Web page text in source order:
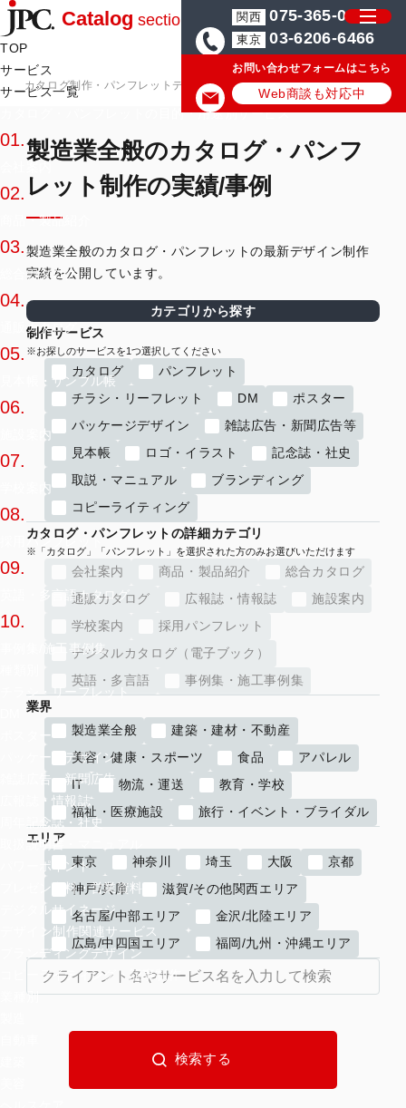
Catalog section
TOP
サービス
サービス一覧
カタログ・パンフレットの目的・用途別サービス
01.
02.
商品・製品紹介
03.
総合カタログ
04.
通販カタログ
05.
見本帳・サンプル帳
06.
施設案内
07.
学校案内
08.
採用パンフレット
09.
英語・多言語カタログ
10.
事例集/施工事例集
チラシ・リーフレット
ポスター
パッケージデザイン
雑誌広告・新聞広告
広報誌・情報誌
周年記念誌・社史
取扱説明書・マニュアル
パワーポイント
プレゼン資料・営業資料
デジタルサイネージ
デザイン制作関連サービス
ブランディングデザイン
コピーライティング・記事制作
業種別
関西 075-365-0571
東京 03-6206-6466
お問い合わせフォームはこちら
Web商談も対応中
カタログ制作・パンフレットデザイン会社はJPC 製造業全般のカタロ
製造業全般のカタログ・パンフ
レット制作の実績/事例
製造業全般のカタログ・パンフレットの最新デザイン制作
実績を公開しています。
カテゴリから探す
制作サービス
カタログ
パンフレット
チラシ・リーフレット
DM
ポスター
パッケージデザイン
雑誌広告・新聞広告等
見本帳
ロゴ・イラスト
記念誌・社史
取説・マニュアル
ブランディング
コピーライティング
カタログ・パンフレットの詳細カテゴリ
会社案内 商品・製品紹介
総合カタログ
通販カタログ
広報誌・情報誌
施設案内
学校案内
採用パンフレット
デジタルカタログ（電子ブック）
英語・多言語
事例集・施工事例集
業界
製造業全般
建築・建材・不動産
美容・健康・スポーツ
食品
アパレル
IT
物流・運送
教育・学校
福祉・医療施設
旅行・イベント・ブライダル
エリア
東京
神奈川 埼玉 大阪
京都
神戸/兵庫
滋賀/その他関西エリア
名古屋/中部エリア
金沢/北陸エリア
広島/中四国エリア
福岡/九州・沖縄エリア